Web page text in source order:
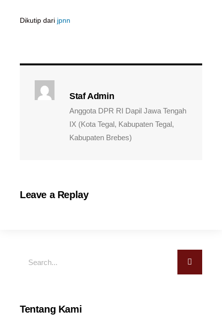
Dikutip dari jpnn
Staf Admin
Anggota DPR RI Dapil Jawa Tengah
IX (Kota Tegal, Kabupaten Tegal,
Kabupaten Brebes)
Leave a Replay
Tentang Kami